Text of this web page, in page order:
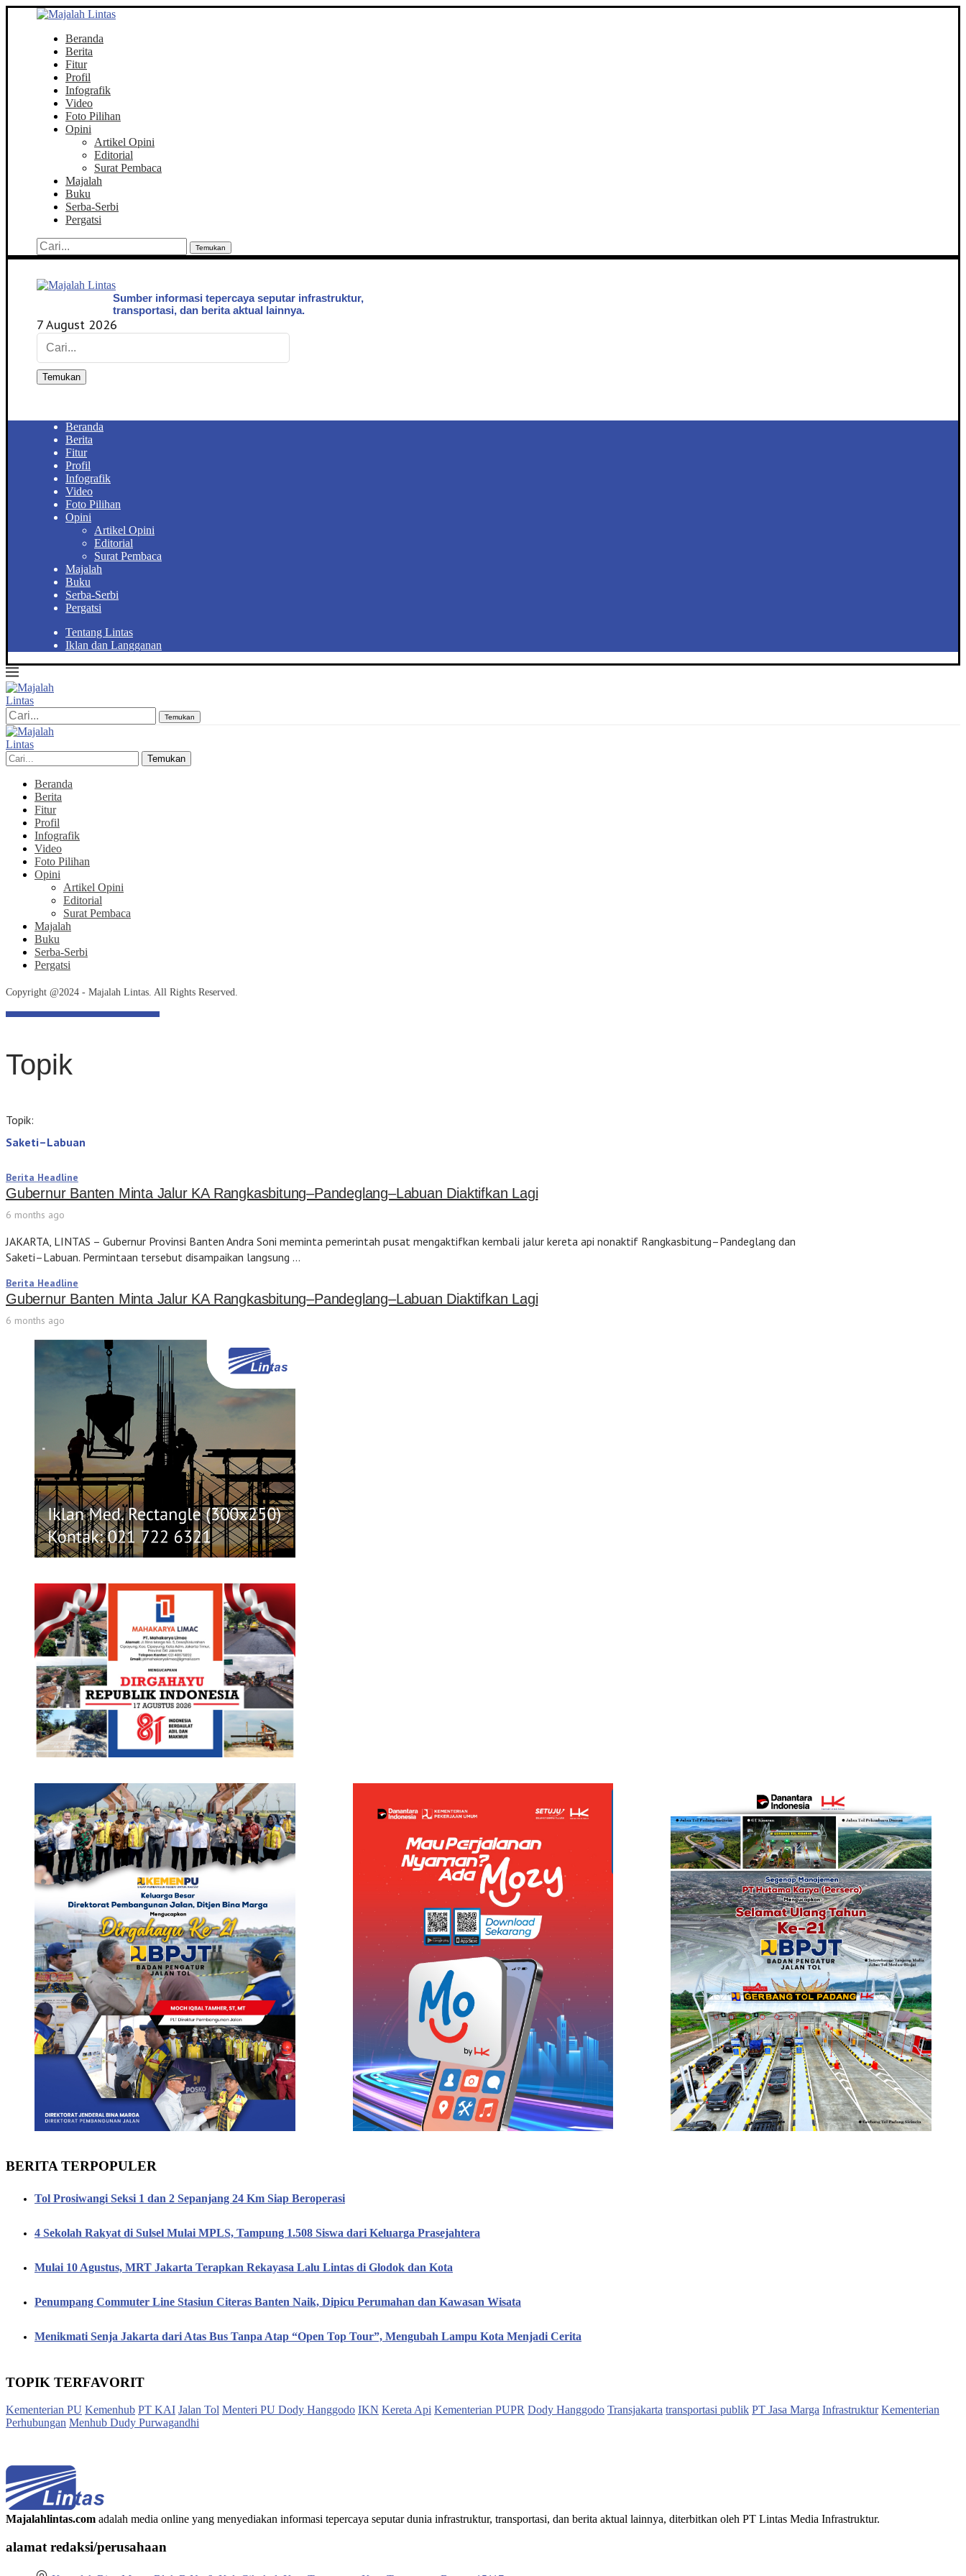
Beranda
Berita
Fitur
Profil
Infografik
Video
Foto Pilihan
Opini
Artikel Opini
Editorial
Surat Pembaca
Majalah
Buku
Serba-Serbi
Pergatsi
Temukan
Sumber informasi tepercaya seputar infrastruktur,
transportasi, dan berita aktual lainnya.
7 August 2026
Temukan
Beranda
Berita
Fitur
Profil
Infografik
Video
Foto Pilihan
Opini
Artikel Opini
Editorial
Surat Pembaca
Majalah
Buku
Serba-Serbi
Pergatsi
Tentang Lintas
Iklan dan Langganan
Temukan
Temukan
Beranda
Berita
Fitur
Profil
Infografik
Video
Foto Pilihan
Opini
Artikel Opini
Editorial
Surat Pembaca
Majalah
Buku
Serba-Serbi
Pergatsi
Copyright @2024 - Majalah Lintas. All Rights Reserved.
Topik
Topik:
Saketi–Labuan
Berita Headline
Gubernur Banten Minta Jalur KA Rangkasbitung–Pandeglang–Labuan Diaktifkan Lagi
6 months ago
JAKARTA, LINTAS – Gubernur Provinsi Banten Andra Soni meminta pemerintah pusat mengaktifkan kembali jalur kereta api nonaktif Rangkasbitung–Pandeglang dan
Saketi–Labuan. Permintaan tersebut disampaikan langsung …
Berita Headline
Gubernur Banten Minta Jalur KA Rangkasbitung–Pandeglang–Labuan Diaktifkan Lagi
6 months ago
BERITA TERPOPULER
Tol Prosiwangi Seksi 1 dan 2 Sepanjang 24 Km Siap Beroperasi
4 Sekolah Rakyat di Sulsel Mulai MPLS, Tampung 1.508 Siswa dari Keluarga Prasejahtera
Mulai 10 Agustus, MRT Jakarta Terapkan Rekayasa Lalu Lintas di Glodok dan Kota
Penumpang Commuter Line Stasiun Citeras Banten Naik, Dipicu Perumahan dan Kawasan Wisata
Menikmati Senja Jakarta dari Atas Bus Tanpa Atap “Open Top Tour”, Mengubah Lampu Kota Menjadi Cerita
TOPIK TERFAVORIT
Kementerian PU Kemenhub PT KAI Jalan Tol Menteri PU Dody Hanggodo IKN Kereta Api Kementerian PUPR Dody Hanggodo Transjakarta transportasi publik PT Jasa Marga Infrastruktur Kementerian
Perhubungan Menhub Dudy Purwagandhi
Majalahlintas.com adalah media online yang menyediakan informasi tepercaya seputar dunia infrastruktur, transportasi, dan berita aktual lainnya, diterbitkan oleh PT Lintas Media Infrastruktur.
alamat redaksi/perusahaan